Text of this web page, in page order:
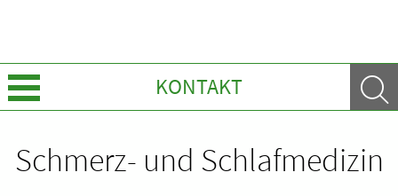
KONTAKT
Schmerz- und Schlafmedizin